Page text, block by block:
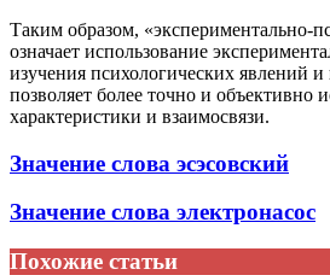
Таким образом, «экспериментально-
означает использование
изучения психологических явлений и
позволяет более точно и объективно
характеристики и взаимосвязи.
Значение слова эсэсовский
Значение слова электронасос
Похожие статьи